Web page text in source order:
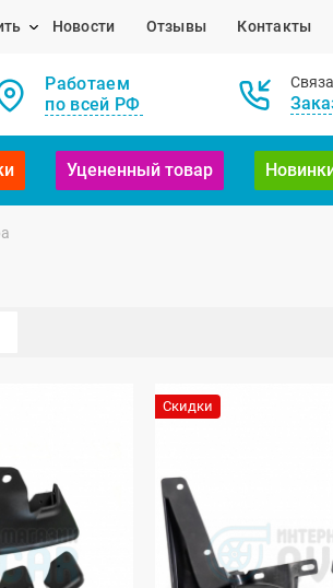
Новости Отзывы Контакты
Работаем
по всей РФ
Уцененный товар
Скидки